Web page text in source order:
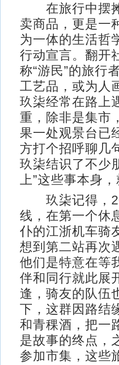
在旅行中摆摊
卖商品，更是一
为一体的生活哲
行动宣言。翻开
称“游民”的旅行
工艺品，或为人
玖柒经常在路上
重，除非是集
果一处观景台已
方打个招呼聊几
玖柒结识了不少
上”这些事本身
玖柒记得，
线，在第一个休
仆的江浙机车骑
想到第二站再次
他们是特意在等
伴和同行就此展
逢，骑友的队伍
下，这群因路结
和青稞酒，把一
是故事的终点，
参加市集，这些